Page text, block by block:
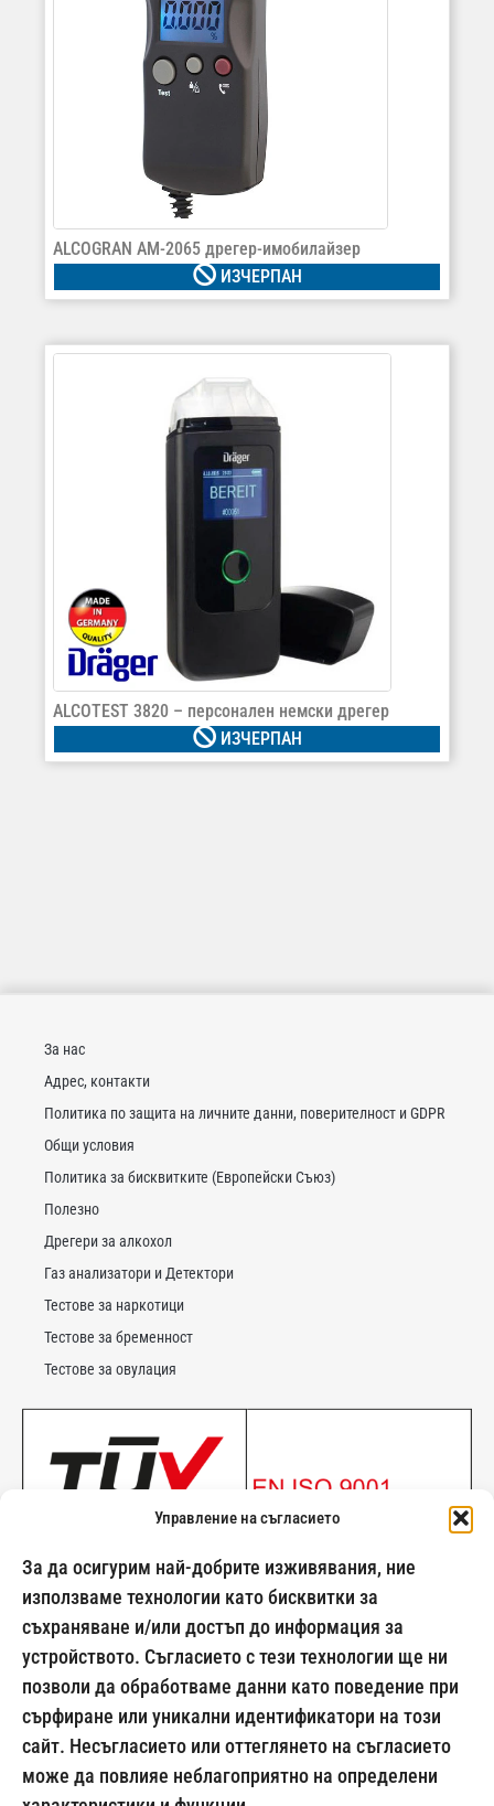
Управление на съгласието
За да осигурим най-добрите изживявания, ние
използваме технологии като бисквитки за
съхраняване и/или достъп до информация за
устройството. Съгласието с тези технологии ще ни
позволи да обработваме данни като поведение при
сърфиране или уникални идентификатори на този
сайт. Несъгласието или оттеглянето на съгласието
може да повлияе неблагоприятно на определени
ALCOGRAN AM-2065 дрегер-имобилайзер
ИЗЧЕРПАН
ALCOTEST 3820 – персонален немски дрегер
ИЗЧЕРПАН
За нас
Адрес, контакти
Политика по защита на личните данни, поверителност и GDPR
Общи условия
Политика за бисквитките (Европейски Съюз)
Полезно
Дрегери за алкохол
Газ анализатори и Детектори
Тестове за наркотици
Тестове за бременност
Тестове за овулация
024500269